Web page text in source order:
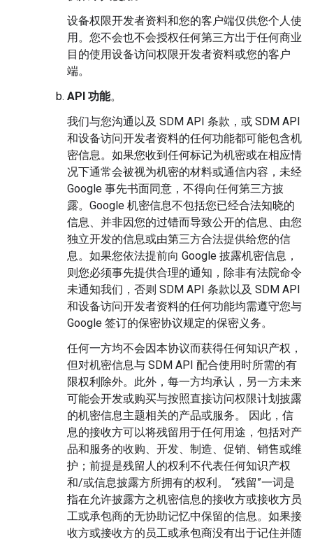
设备权限开发者资料和您的客户端仅供您个人使
用。您不会也不会授权任何第三方出于任何商业
目的使用设备访问权限开发者资料或您的客户
端。
API 功能。
我们与您沟通以及 SDM API 条款，或 SDM API
和设备访问开发者资料的任何功能都可能包含机
密信息。如果您收到任何标记为机密或在相应情
况下通常会被视为机密的材料或通信内容，未经
Google 事先书面同意，不得向任何第三方披
露。Google 机密信息不包括您已经合法知晓的
信息、并非因您的过错而导致公开的信息、由您
独立开发的信息或由第三方合法提供给您的信
息。如果您依法提前向 Google 披露机密信息，
则您必须事先提供合理的通知，除非有法院命令
未通知我们，否则 SDM API 条款以及 SDM API
和设备访问开发者资料的任何功能均需遵守您与
Google 签订的保密协议规定的保密义务。
任何一方均不会因本协议而获得任何知识产权，
但对机密信息与 SDM API 配合使用时所需的有
限权利除外。此外，每一方均承认，另一方未来
可能会开发或购买与按照直接访问权限计划披露
的机密信息主题相关的产品或服务。 因此，信
息的接收方可以将残留用于任何用途，包括对产
品和服务的收购、开发、制造、促销、销售或维
护；前提是残留人的权利不代表任何知识产权
和/或信息披露方所拥有的权利。 “残留”一词是
指在允许披露方之机密信息的接收方或接收方员
工或承包商的无协助记忆中保留的信息。如果接
收方或接收方的员工或承包商没有出于记住并随